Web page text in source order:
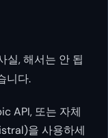
실, 해서는 안 됩
니다.
API, 또는 자체
을 사용하세